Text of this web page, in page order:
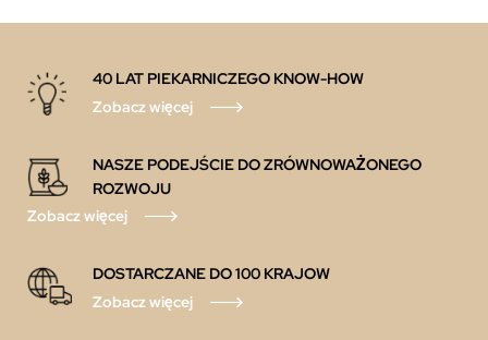
40 LAT PIEKARNICZEGO KNOW-HOW
Zobacz więcej
NASZE PODEJŚCIE DO ZRÓWNOWAŻONEGO
ROZWOJU
Zobacz więcej
DOSTARCZANE DO 100 KRAJOW
Zobacz więcej